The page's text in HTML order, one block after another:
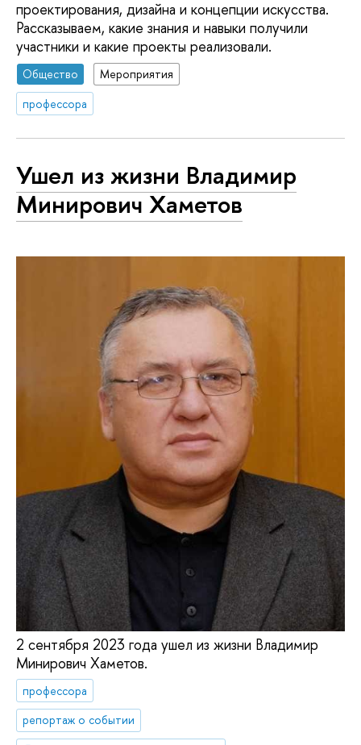
проектирования, дизайна и концепции искусства.
Рассказываем, какие знания и навыки получили
участники и какие проекты реализовали.
Общество
Мероприятия
профессора
Ушел из жизни Владимир
Минирович Хаметов
2 сентября 2023 года ушел из жизни Владимир
Минирович Хаметов.
профессора
репортаж о событии